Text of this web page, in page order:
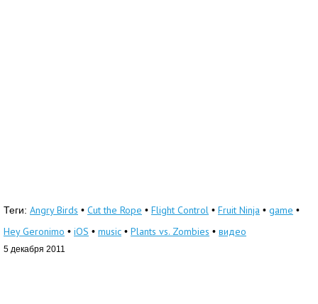
Теги: Angry Birds • Cut the Rope • Flight Control • Fruit Ninja • game •
Hey Geronimo • iOS • music • Plants vs. Zombies • видео
5 декабря 2011